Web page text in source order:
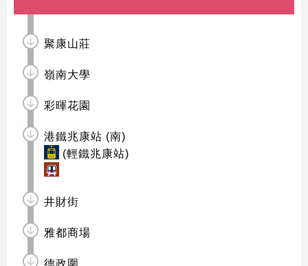
聚康山莊
嶺南大學
彩暉花園
港鐵兆康站 (南)
(輕鐵兆康站)
井財街
雅都商場